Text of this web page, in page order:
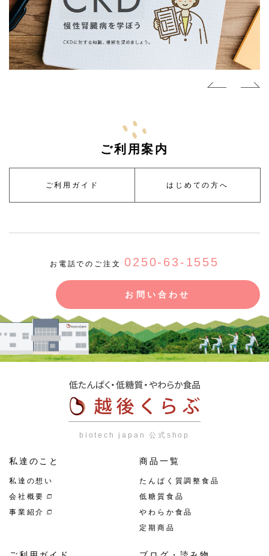
ご利用案内
ご利用ガイド はじめての方へ
お電話でのご注文0250-63-1555
お問い合わせ
biotech japan 公式shop
私達のこと
私達の想い
会社概要
事業紹介
商品一覧
たんぱく質調整食品
低糖質食品
やわらか食品
定期商品